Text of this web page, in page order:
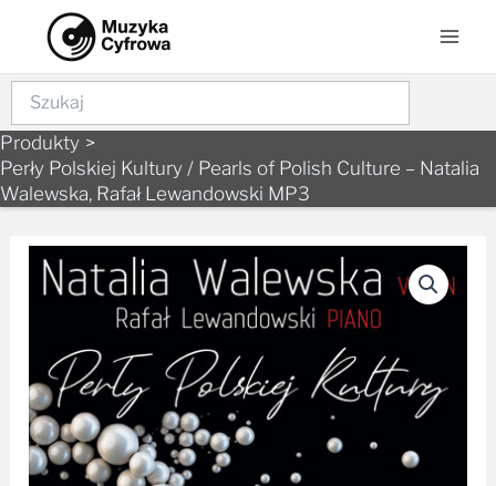
content
Szukaj
Produkty
Perły Polskiej Kultury / Pearls of Polish Culture – Natalia
Walewska, Rafał Lewandowski MP3
ilość
Perły
Polskiej
Pearls
of
Polish
Culture
–
Natalia